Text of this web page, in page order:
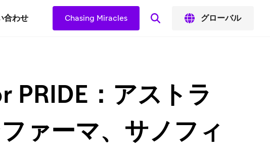
合わせ Chasing Miracles グローバル
PRIDE：アストラ
ァーマ、サノフィ